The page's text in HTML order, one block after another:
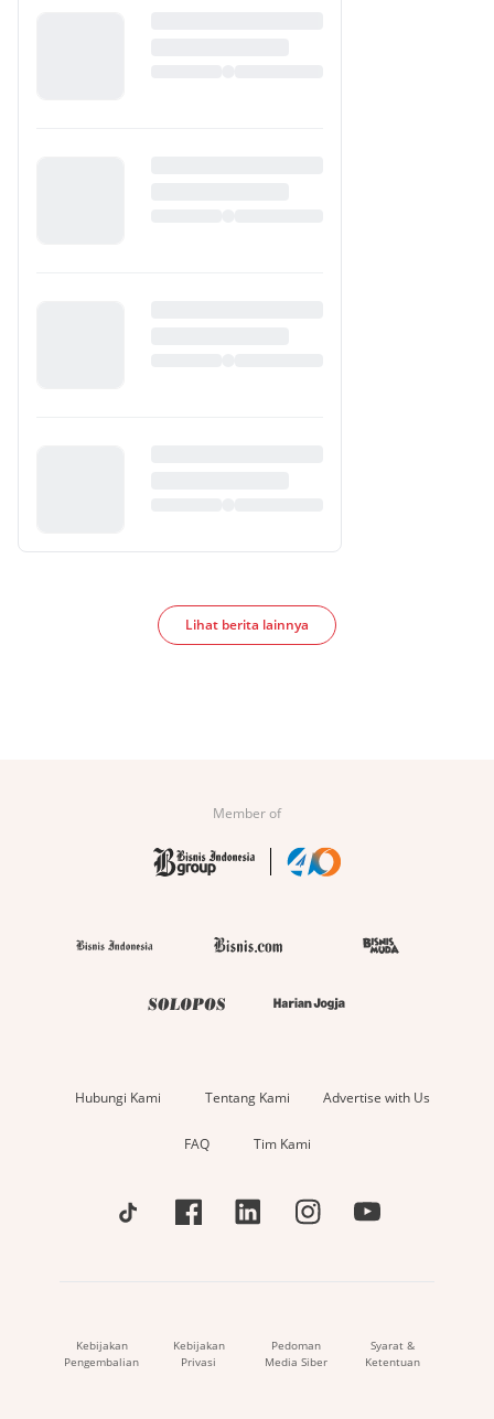
Lihat berita lainnya
Member of
Hubungi Kami Tentang Kami Advertise with Us
FAQ Tim Kami
Kebijakan
Pengembalian
Kebijakan
Privasi
Pedoman
Media Siber
Syarat &
Ketentuan